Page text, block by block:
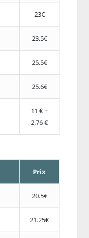
23€
23.5€
25.5€
25.6€
11 € +
2,76 €
Prix
20.5€
21.25€